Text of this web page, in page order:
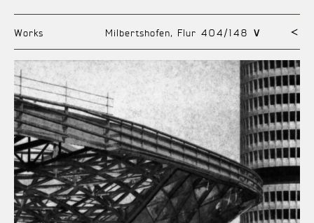
Works Milbertshofen, Flur 404/148